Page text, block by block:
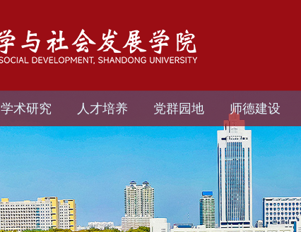
学术研究 人才培养 党群园地 师德建设